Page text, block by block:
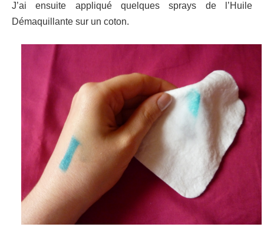
J’ai ensuite appliqué quelques sprays de l’Huile
Démaquillante sur un coton.